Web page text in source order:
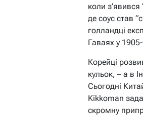
коли з’явився
де соус став
голландці
Гаваях у
Корейці
кульок, – а в
Сьогодні
Kikkoman
скромну